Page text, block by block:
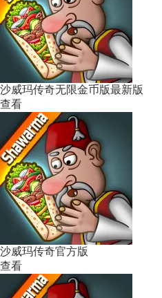
沙威玛传奇无限金币版最新版
查看
沙威玛传奇官方版
查看